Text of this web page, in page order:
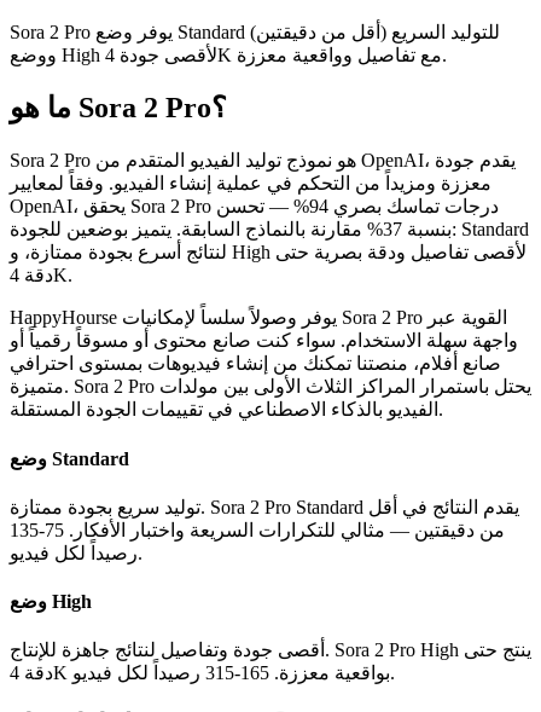
Sora 2 Pro يوفر وضع Standard للتوليد السريع (أقل من دقيقتين)
ووضع High لأقصى جودة 4K مع تفاصيل وواقعية معززة.
ما هو Sora 2 Pro؟
Sora 2 Pro هو نموذج توليد الفيديو المتقدم من OpenAI، يقدم جودة
معززة ومزيداً من التحكم في عملية إنشاء الفيديو. وفقاً لمعايير
OpenAI، يحقق Sora 2 Pro درجات تماسك بصري 94% — تحسن
بنسبة 37% مقارنة بالنماذج السابقة. يتميز بوضعين للجودة: Standard
لنتائج أسرع بجودة ممتازة، و High لأقصى تفاصيل ودقة بصرية حتى
دقة 4K.
HappyHourse يوفر وصولاً سلساً لإمكانيات Sora 2 Pro القوية عبر
واجهة سهلة الاستخدام. سواء كنت صانع محتوى أو مسوقاً رقمياً أو
صانع أفلام، منصتنا تمكنك من إنشاء فيديوهات بمستوى احترافي
متميزة. Sora 2 Pro يحتل باستمرار المراكز الثلاث الأولى بين مولدات
الفيديو بالذكاء الاصطناعي في تقييمات الجودة المستقلة.
وضع Standard
توليد سريع بجودة ممتازة. Sora 2 Pro Standard يقدم النتائج في أقل
من دقيقتين — مثالي للتكرارات السريعة واختبار الأفكار. 75-135
رصيداً لكل فيديو.
وضع High
أقصى جودة وتفاصيل لنتائج جاهزة للإنتاج. Sora 2 Pro High ينتج حتى
دقة 4K بواقعية معززة. 165-315 رصيداً لكل فيديو.